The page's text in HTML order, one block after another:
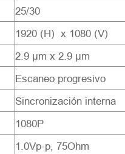
25/30
1920 (H) x 1080 (V)
2.9 μm x 2.9 μm
Escaneo progresivo
Sincronización interna
1080P
1.0Vp-p, 75Ohm